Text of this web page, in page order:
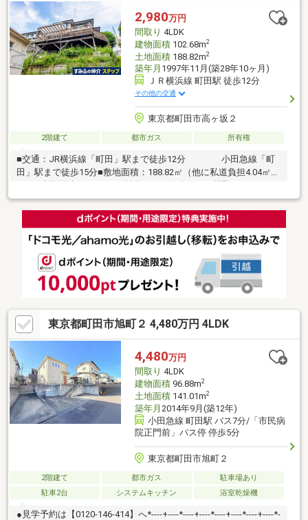
2,980万円
間取り 4LDK
建物面積102.68m2
土地面積188.82m2
築年月 1997年11月(築28年10ヶ月)
ＪＲ横浜線 町田駅 徒歩12分
その他の交通
東京都町田市高ヶ坂２
2階建て 都市ガス 所有権
■交通：JR横浜線「町田」駅まで徒歩12分 小田急線「町
田」駅まで徒歩15分■敷地面積：188.82㎡（他に私道負担4.04㎡あ
小屋裏収納あり■眺望良好です※再建築不可ただし、隣地の擁壁の
是正、敷地延長部分の整備をし、かつ、特定行政庁の許可を得る
ことができれば、再建築は可能です。
東京都町田市旭町２ 4,480万円 4LDK
4,480万円
間取り 4LDK
建物面積96.88m2
土地面積141.01m2
築年月 2014年9月(築12年)
小田急線 町田駅 バス7分/「市民病
院正門前」バス停 停歩5分
東京都町田市旭町２
2階建て 都市ガス
駐車場あり
駐車2台
システムキッチン 浴室乾燥機
●見学予約は【0120-146-414】へ*----+----*----+----*----+----*----+----*-